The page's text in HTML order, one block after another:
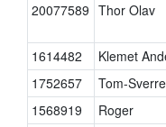
20077589 Thor Olav
1614482 Klemet
1752657
Tom-Sverre
1568919
Roger